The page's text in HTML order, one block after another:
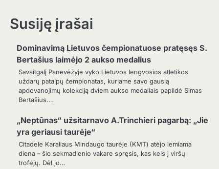
Susiję įrašai
Dominavimą Lietuvos čempionatuose pratęsęs S.
Bertašius laimėjo 2 aukso medalius
Savaitgalį Panevėžyje vyko Lietuvos lengvosios atletikos
uždarų patalpų čempionatas, kuriame savo gausią
apdovanojimų kolekciją dviem aukso medaliais papildė Simas
Bertašius.…
„Neptūnas“ užsitarnavo A.Trinchieri pagarbą: „Jie
yra geriausi taurėje“
Citadele Karaliaus Mindaugo taurėje (KMT) atėjo lemiama
diena – šio sekmadienio vakare spręsis, kas kels į viršų
trofėjų. Dėl jo…